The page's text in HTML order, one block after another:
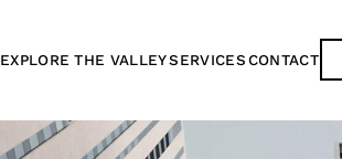
EXPLORE THE VALLEYSERVICESCONTACT